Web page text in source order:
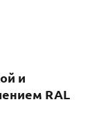
и
RAL